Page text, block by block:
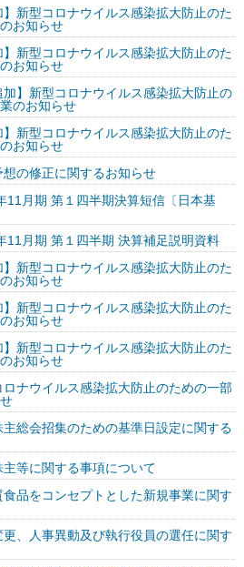
】新型コロナウイルス感染拡大防止のた
お知らせ
】新型コロナウイルス感染拡大防止のた
お知らせ
加】新型コロナウイルス感染拡大防止の
のお知らせ
】新型コロナウイルス感染拡大防止のた
お知らせ
想の修正に関するお知らせ
11月期 第１四半期決算短信〔日本基
11月期 第１四半期 決算補足説明資料
】新型コロナウイルス感染拡大防止のた
お知らせ
】新型コロナウイルス感染拡大防止のた
お知らせ
】新型コロナウイルス感染拡大防止のた
お知らせ
ロナウイルス感染拡大防止のための一部
主総会招集のための基準日設定に関する
主等に関する事項について
食品をコンセプトとした新規事業に関す
更、人事異動及び執行役員の選任に関す